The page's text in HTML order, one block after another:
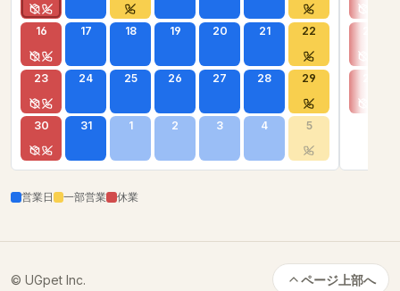
16 17 18 19 20 21 22
23 24 25 26 27 28 29
30 31 1 2 3 4 5
営業日 一部営業 休業
© UGpet Inc. ページ上部へ